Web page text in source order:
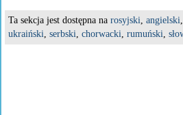
Ta sekcja jest dostępna na rosyjski, angielski,
ukraiński, serbski, chorwacki, rumuński,